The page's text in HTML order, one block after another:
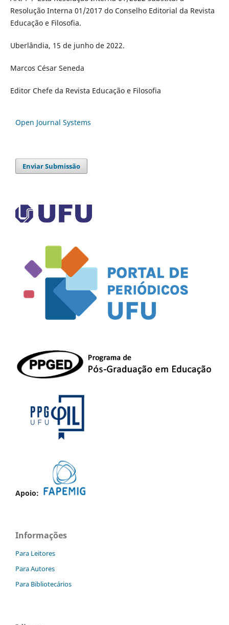
Resolução Interna 01/2017 do Conselho Editorial da Revista
Educação e Filosofia.
Uberlândia, 15 de junho de 2022.
Marcos César Seneda
Editor Chefe da Revista Educação e Filosofia
Open Journal Systems
Enviar Submissão
Apoio:
Informações
Para Leitores
Para Autores
Para Bibliotecários